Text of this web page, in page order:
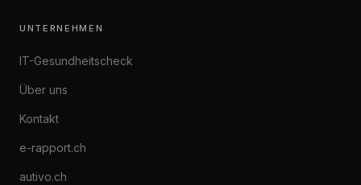
UNTERNEHMEN
IT-Gesundheitscheck
Über uns
Kontakt
e-rapport.ch
autivo.ch